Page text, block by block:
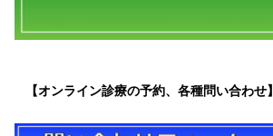
【オンライン診療の予約、各種問い合わせ】